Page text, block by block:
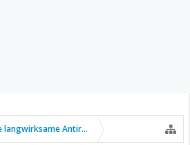
langwirksame Antirheumatika